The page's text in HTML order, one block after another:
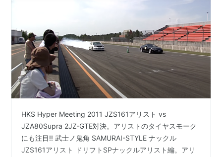
HKS Hyper Meeting 2011 JZS161アリスト vs
JZA80Supra 2JZ-GTE対決。アリストのタイヤスモーク
にも注目!! 武士ノ鬼角 SAMURAI-STYLE ナックル
JZS161アリスト ドリフトSPナックルアリスト編。アリ